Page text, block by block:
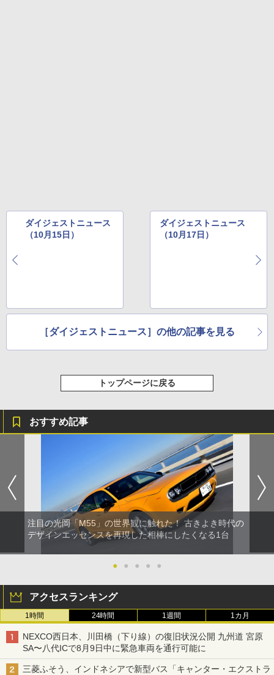
ダイジェストニュース
（10月15日）
ダイジェストニュース
（10月17日）
［ダイジェストニュース］の他の記事を見る
トップページに戻る
おすすめ記事
注目の光岡「M55」の世界観に触れた！ 古きよき時代の
デザインエッセンスを再現した相棒にしたくなる1台
● ● ● ● ●
アクセスランキング
1時間 24時間 1週間 1カ月
NEXCO西日本、川田橋（下り線）の復旧状況公開 九州道 宮原
SA〜八代ICで8月9日中に緊急車両を通行可能に
三菱ふそう、インドネシアで新型バス「キャンター・エクストラ